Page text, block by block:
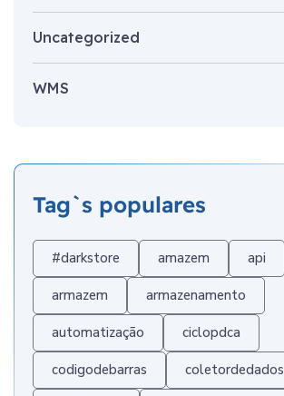
Uncategorized
WMS
Tag`s populares
#darkstore amazem api
armazem armazenamento
automatização ciclopdca
codigodebarras coletordedados